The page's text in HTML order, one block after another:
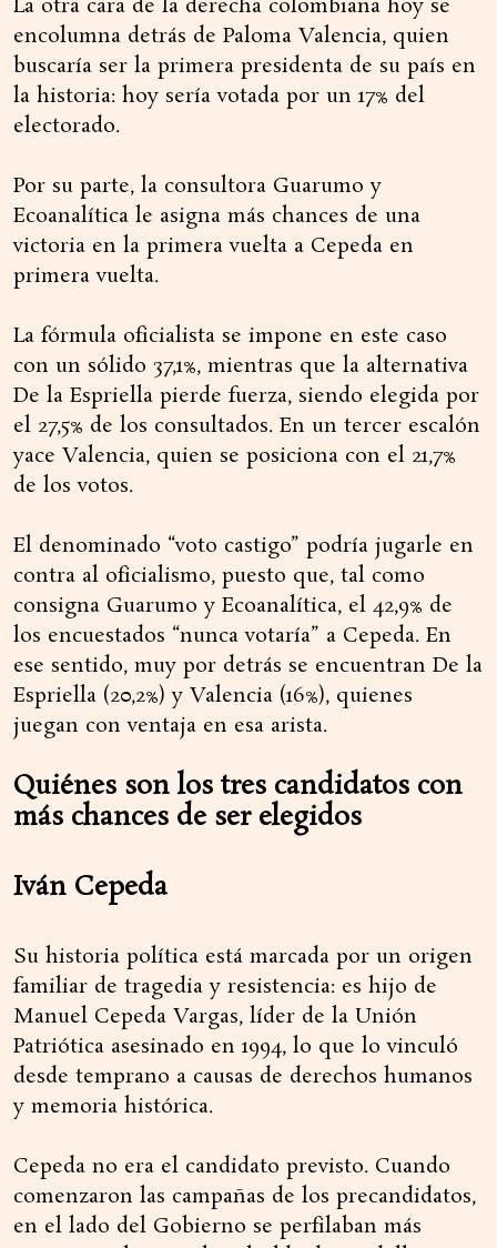
La otra cara de la derecha colombiana hoy se
encolumna detrás de Paloma Valencia, quien
buscaría ser la primera presidenta de su país en
la historia: hoy sería votada por un 17% del
electorado.
Por su parte, la consultora Guarumo y
Ecoanalítica le asigna más chances de una
victoria en la primera vuelta a Cepeda en
primera vuelta.
La fórmula oficialista se impone en este caso
con un sólido 37,1%, mientras que la alternativa
De la Espriella pierde fuerza, siendo elegida por
el 27,5% de los consultados. En un tercer escalón
yace Valencia, quien se posiciona con el 21,7%
de los votos.
El denominado “voto castigo” podría jugarle en
contra al oficialismo, puesto que, tal como
consigna Guarumo y Ecoanalítica, el 42,9% de
los encuestados “nunca votaría” a Cepeda. En
ese sentido, muy por detrás se encuentran De la
Espriella (20,2%) y Valencia (16%), quienes
juegan con ventaja en esa arista.
Quiénes son los tres candidatos con
más chances de ser elegidos
Iván Cepeda
Su historia política está marcada por un origen
familiar de tragedia y resistencia: es hijo de
Manuel Cepeda Vargas, líder de la Unión
Patriótica asesinado en 1994, lo que lo vinculó
desde temprano a causas de derechos humanos
y memoria histórica.
Cepeda no era el candidato previsto. Cuando
comenzaron las campañas de los precandidatos,
en el lado del Gobierno se perfilaban más